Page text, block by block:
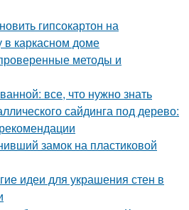
гипсокартон на
каркасном доме
методы и
все, что нужно знать
сайдинга под дерево:
замок на пластиковой
идеи для украшения стен в